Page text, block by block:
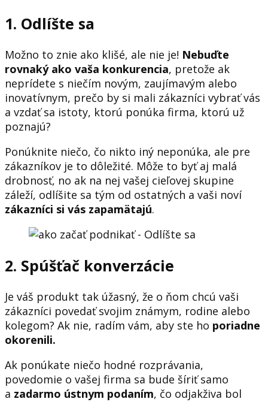
1. Odlíšte sa
Možno to znie ako klišé, ale nie je! Nebuďte
rovnaký ako vaša konkurencia, pretože ak
neprídete s niečím novým, zaujímavým alebo
inovatívnym, prečo by si mali zákazníci vybrať vás
a vzdať sa istoty, ktorú ponúka firma, ktorú už
poznajú?
Ponúknite niečo, čo nikto iný neponúka, ale pre
zákazníkov je to dôležité. Môže to byť aj malá
drobnosť, no ak na nej vašej cieľovej skupine
záleží, odlíšite sa tým od ostatných a vaši noví
zákazníci si vás zapamätajú.
2. Spúšťač konverzácie
Je váš produkt tak úžasný, že o ňom chcú vaši
zákazníci povedať svojim známym, rodine alebo
kolegom? Ak nie, radím vám, aby ste ho poriadne
okorenili.
Ak ponúkate niečo hodné rozprávania,
povedomie o vašej firma sa bude šíriť samo
a zadarmo ústnym podaním, čo odjakživa bol